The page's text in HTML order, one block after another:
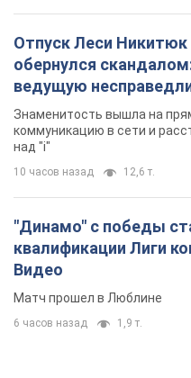
Отпуск Леси Никитюк
обернулся
ведущую
Знаменитость вышла на
коммуникацию в сети и
над "i"
10 часов назад 12,6 т.
"Динамо" с победы
квалификации Лиги
Видео
Матч прошел в Люблине
6 часов назад 1,9 т.